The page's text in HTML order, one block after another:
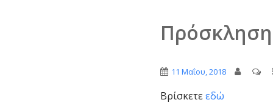
11 Μαΐου, 2018
Βρίσκετεεδώ